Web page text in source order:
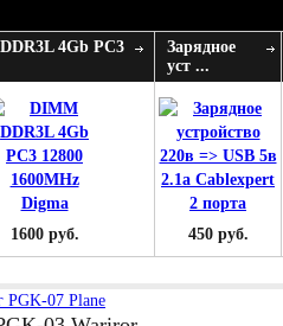
4Gb PC3
1600 руб.
Зарядное
уст ...
450 руб.
PGK-07 Plane